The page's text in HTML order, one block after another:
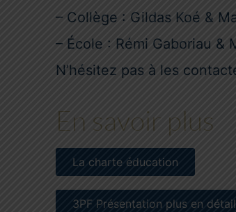
– Collège : Gildas Koé &
– École : Rémi Gaboriau &
N’hésitez pas à les
En savoir plus
La charte éducation
3PF Présentation plus en